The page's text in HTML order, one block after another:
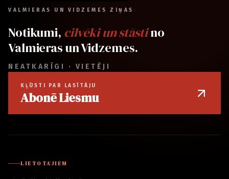
VALMIERAS UN VIDZEMES ZIŅAS
Notikumi, cilvēki un stāstino
Valmieras un Vidzemes.
NEATKARĪGI · VIETĒJI
KĻŪSTI PAR LASĪTĀJU
Abonē Liesmu
LIETOTĀJIEM